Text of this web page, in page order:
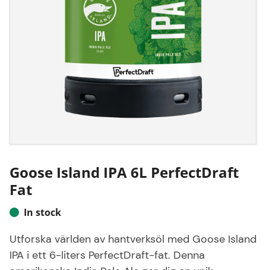
Goose Island IPA 6L PerfectDraft
Fat
In stock
Utforska världen av hantverksöl med Goose Island
IPA i ett 6-liters PerfectDraft-fat. Denna